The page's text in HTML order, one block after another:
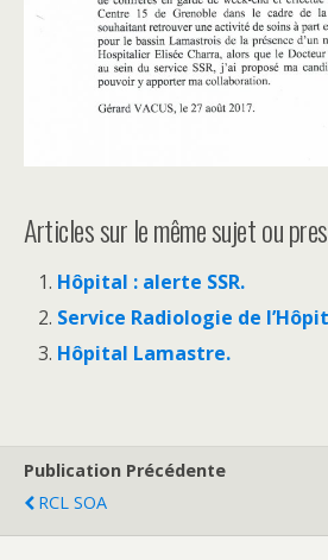
Articles sur le même sujet ou
Hôpital : alerte SSR.
Service Radiologie de
Hôpital Lamastre.
Publication Précédente
RCL SOA